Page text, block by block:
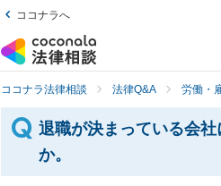
ココナラへ
ココナラ法律相談 法律Q&A 労働・
退職が決まっている会
か。